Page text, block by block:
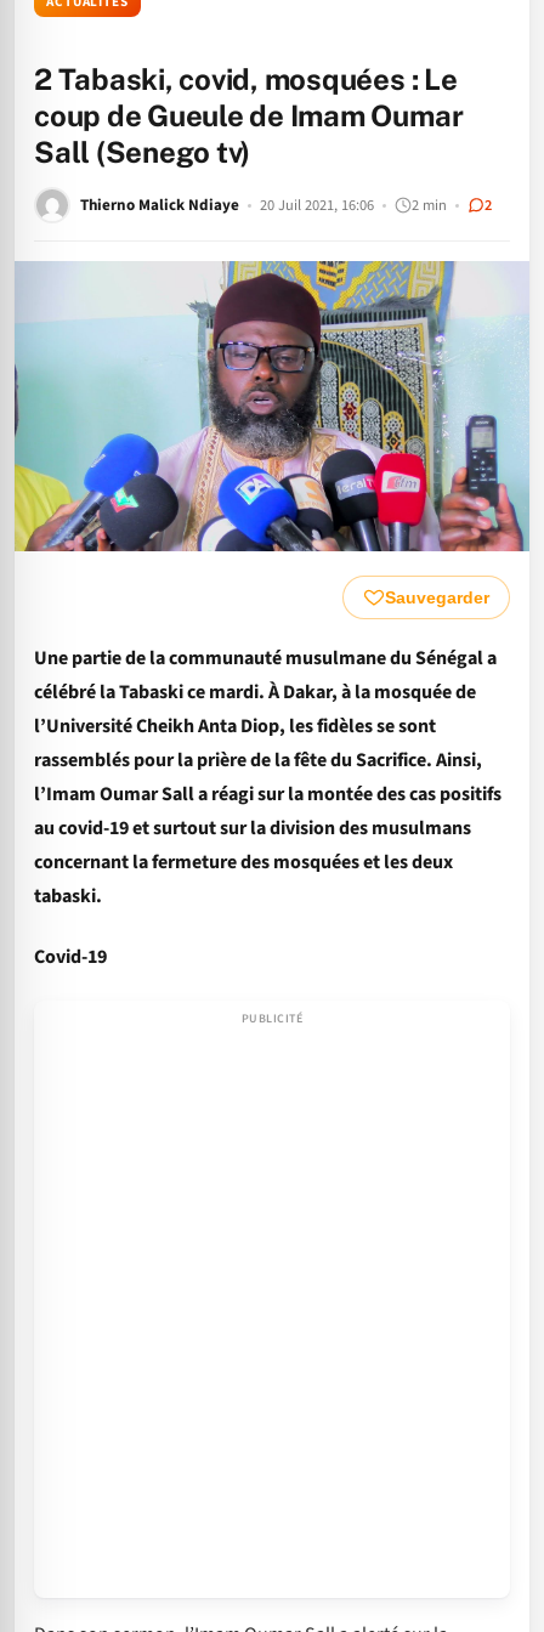
2 Tabaski, covid, mosquées : Le
coup de Gueule de Imam Oumar
Sall (Senego tv)
Thierno Malick Ndiaye 20 Juil 2021, 16:06 2 min 2
Sauvegarder
Une partie de la communauté musulmane du Sénégal a
célébré la Tabaski ce mardi. À Dakar, à la mosquée de
l’Université Cheikh Anta Diop, les fidèles se sont
rassemblés pour la prière de la fête du Sacrifice. Ainsi,
l’Imam Oumar Sall a réagi sur la montée des cas positifs
au covid-19 et surtout sur la division des musulmans
concernant la fermeture des mosquées et les deux
tabaski.
Covid-19